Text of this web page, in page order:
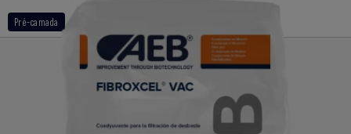
Pré-camada